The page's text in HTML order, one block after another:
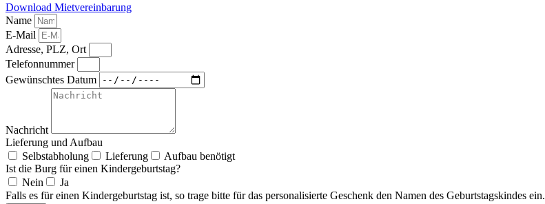
Download Mietvereinbarung
Name
E-Mail
Adresse, PLZ, Ort
Telefonnummer
Gewünschtes Datum
Nachricht
Lieferung und Aufbau
Selbstabholung
Lieferung
Aufbau benötigt
Ist die Burg für einen Kindergeburtstag?
Nein
Ja
Falls es für einen Kindergeburtstag ist, so trage bitte für das personalisierte Geschenk den Namen des Geburtstagskindes ein.